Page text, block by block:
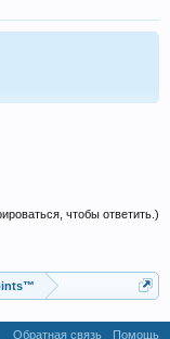
чтобы ответить.)
Обратная связь Помощь